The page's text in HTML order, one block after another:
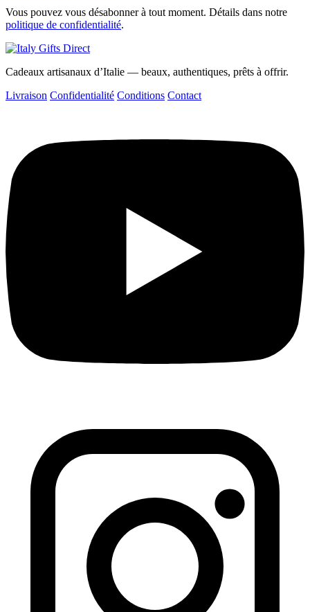
Vous pouvez vous désabonner à tout moment. Détails dans notre
politique de confidentialité.
Cadeaux artisanaux d’Italie — beaux, authentiques, prêts à offrir.
Livraison Confidentialité Conditions Contact